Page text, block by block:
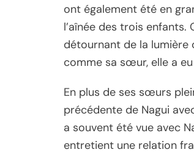
ont également été en
l’aînée des trois
détournant de la lumière
comme sa sœur, elle a
En plus de ses sœurs
précédente de Nagui
a souvent été vue avec
entretient une relation